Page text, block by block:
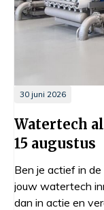
30 juni 2026
Watertech
15 augustus
Ben je actief in
jouw watertech
dan in actie en